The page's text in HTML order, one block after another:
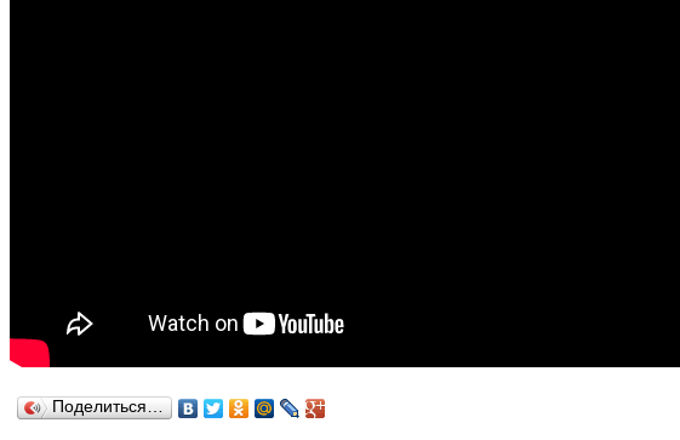
Поделиться…